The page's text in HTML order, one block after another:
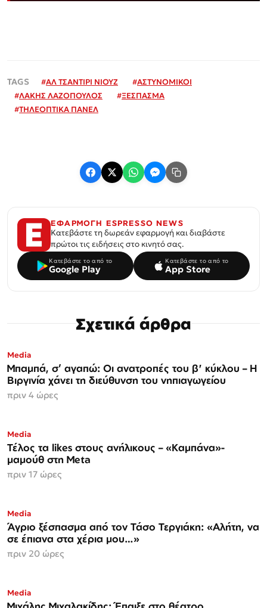
#ΑΛ ΤΣΑΝΤΙΡΙ ΝΙΟΥΖ #ΑΣΤΥΝΟΜΙΚΟΙ
#ΛΑΚΗΣ ΛΑΖΟΠΟΥΛΟΣ #ΞΕΣΠΑΣΜΑ
#ΤΗΛΕΟΠΤΙΚΑ ΠΑΝΕΛ
ΕΦΑΡΜΟΓΗ ESPRESSO NEWS
Κατεβάστε τη δωρεάν εφαρμογή και διαβάστε
πρώτοι τις ειδήσεις στο κινητό σας.
Κατεβάστε το από το
Google Play
Κατεβάστε το από το
App Store
Σχετικά άρθρα
Media
Μπαμπά, σ’ αγαπώ: Οι ανατροπές του β' κύκλου – Η
Βιργινία χάνει τη διεύθυνση του νηπιαγωγείου
πριν 4 ώρες
Media
Τέλος τα likes στους ανήλικους – «Καμπάνα»-
μαμούθ στη Meta
πριν 17 ώρες
Media
Άγριο ξέσπασμα από τον Τάσο Τεργιάκη: «Αλήτη, να
σε έπιανα στα χέρια μου…»
πριν 20 ώρες
Media